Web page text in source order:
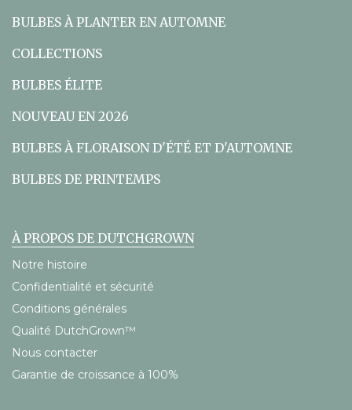
BULBES À PLANTER EN AUTOMNE
COLLECTIONS
BULBES ÉLITE
NOUVEAU EN 2026
BULBES À FLORAISON D'ÉTÉ ET D'AUTOMNE
BULBES DE PRINTEMPS
À PROPOS DE DUTCHGROWN
Notre histoire
Confidentialité et sécurité
Conditions générales
Qualité DutchGrown™
Nous contacter
Garantie de croissance à 100%